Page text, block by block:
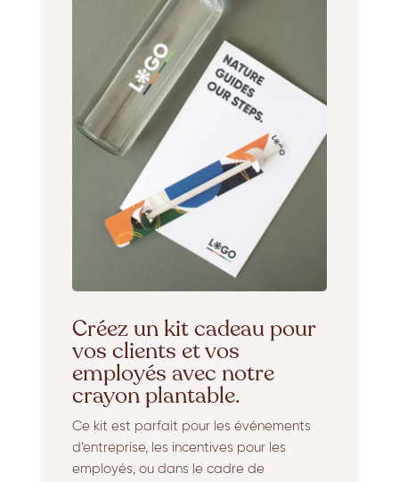
Créez un kit cadeau pour
vos clients et vos
employés avec notre
crayon plantable.
Ce kit est parfait pour les événements
d’entreprise, les incentives pour les
employés, ou dans le cadre de